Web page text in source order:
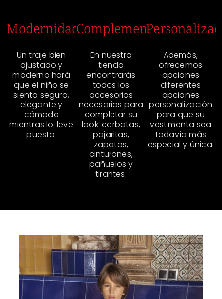
Modernidad
Un traje bien
ajustado y
moderno hará
que el niño se
sienta seguro,
elegante y
cómodo
mientras lo lleve
puesto.
Complementos
En nuestra
tienda
encontrarás
todos los
accesorios
necesarios para
completar su
look: corbatas,
pajaritas,
zapatos,
cinturones,
pañuelos y
tirantes.
Además,
ofrecemos
opciones
diferentes
opciones
personalización
para que su
vestimenta sea
todavía más
especial y única.